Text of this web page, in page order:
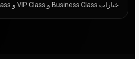
خيارات Business Class و VIP Class و V-Class لرحلتك.